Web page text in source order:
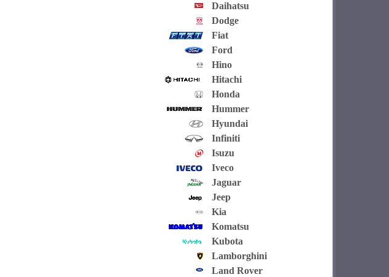
Daihatsu
Dodge
Fiat
Ford
Hino
Hitachi
Honda
Hummer
Hyundai
Infiniti
Isuzu
Iveco
Jaguar
Jeep
Kia
Komatsu
Kubota
Lamborghini
Land Rover